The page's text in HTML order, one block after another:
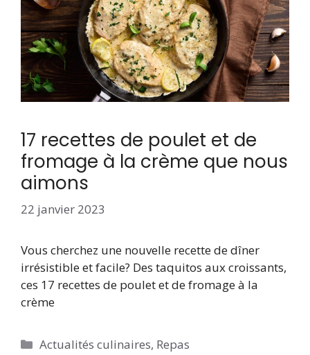
17 recettes de poulet et de
fromage à la crème que nous
aimons
22 janvier 2023
Vous cherchez une nouvelle recette de dîner
irrésistible et facile? Des taquitos aux croissants,
ces 17 recettes de poulet et de fromage à la
crème
Catégories
Actualités culinaires, Repas